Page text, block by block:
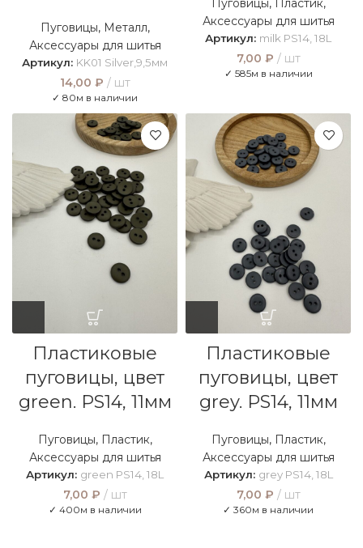
Пуговицы, Металл,
Аксессуары для шитья
Артикул: KK01 Silver,9,5мм
14,00 ₽ шт
✓ 80м в наличии
Пуговицы, Пластик,
Аксессуары для шитья
Артикул: milk PS14, 18L
7,00 ₽ шт
✓ 585м в наличии
Пластиковые
пуговицы, цвет
green. PS14, 11мм
Пуговицы, Пластик,
Аксессуары для шитья
Артикул: green PS14, 18L
7,00 ₽ шт
✓ 400м в наличии
Пластиковые
пуговицы, цвет
grey. PS14, 11мм
Пуговицы, Пластик,
Аксессуары для шитья
Артикул: grey PS14, 18L
7,00 ₽ шт
✓ 360м в наличии